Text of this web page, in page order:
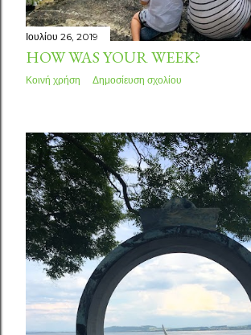
Ιουλίου 26, 2019
HOW WAS YOUR WEEK?
Κοινή χρήση Δημοσίευση σχολίου